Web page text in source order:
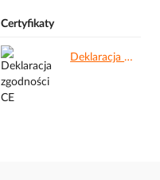
Certyfikaty
Deklaracja zgodności CE.pdf